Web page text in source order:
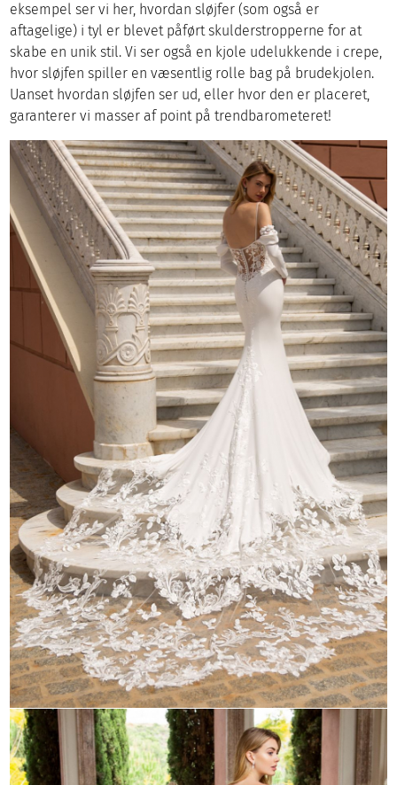
eksempel ser vi her, hvordan sløjfer (som også er
aftagelige) i tyl er blevet påført skulderstropperne for at
skabe en unik stil. Vi ser også en kjole udelukkende i crepe,
hvor sløjfen spiller en væsentlig rolle bag på brudekjolen.
Uanset hvordan sløjfen ser ud, eller hvor den er placeret,
garanterer vi masser af point på trendbarometeret!